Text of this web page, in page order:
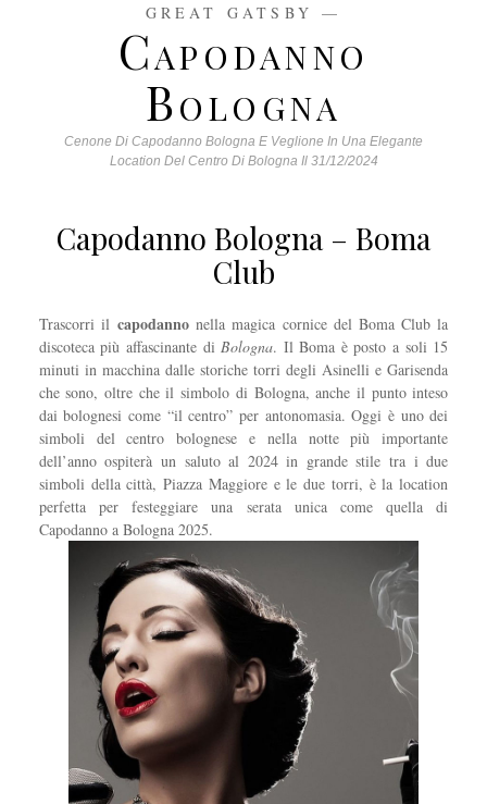
GREAT GATSBY
Capodanno
Bologna
Cenone Di Capodanno Bologna E Veglione In Una Elegante
Location Del Centro Di Bologna Il 31/12/2024
Capodanno Bologna – Boma
Club
Trascorri ilcapodanno nella magica cornice del Boma Club la
discoteca più affascinante diBologna. Il Boma è posto a soli 15
minuti in macchina dalle storiche torri degli Asinelli e Garisenda
che sono, oltre che il simbolo di Bologna, anche il punto inteso
dai bolognesi come “il centro” per antonomasia. Oggi è uno dei
simboli del centro bolognese e nella notte più importante
dell’anno ospiterà un saluto al 2024 in grande stile tra i due
simboli della città, Piazza Maggiore e le due torri, è la location
perfetta per festeggiare una serata unica come quella di
Capodanno a Bologna 2025.